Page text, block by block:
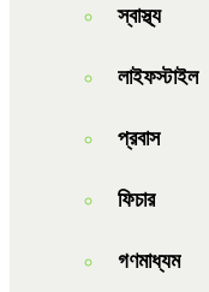
স্বাস্থ্য
লাইফস্টাইল
প্রবাস
ফিচার
গণমাধ্যম